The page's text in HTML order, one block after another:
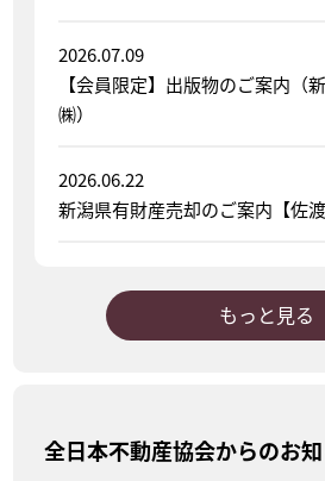
2026.07.09
【会員限定】出版物のご案内（
㈱）
2026.06.22
新潟県有財産売却のご案内【佐渡
もっと見る
全日本不動産協会からのお